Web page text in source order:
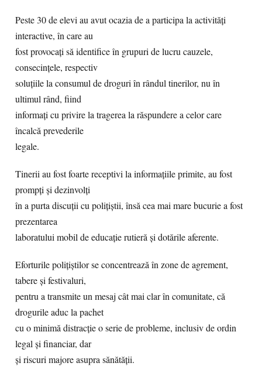
Peste 30 de elevi au avut ocazia de a participa la activități
interactive, în care au
fost provocați să identifice în grupuri de lucru cauzele,
consecințele, respectiv
soluțiile la consumul de droguri în rândul tinerilor, nu în
ultimul rând, fiind
informați cu privire la tragerea la răspundere a celor care
încalcă prevederile
legale.
Tinerii au fost foarte receptivi la informațiile primite, au fost
prompți și dezinvolți
în a purta discuții cu polițiștii, însă cea mai mare bucurie a fost
prezentarea
laboratului mobil de educație rutieră și dotările aferente.
Eforturile polițiștilor se concentrează în zone de agrement,
tabere și festivaluri,
pentru a transmite un mesaj cât mai clar în comunitate, că
drogurile aduc la pachet
cu o minimă distracție o serie de probleme, inclusiv de ordin
legal și financiar, dar
și riscuri majore asupra sănătății.